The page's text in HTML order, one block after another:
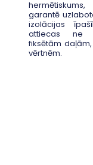
garantē
izolācijas
attiecas ne
fiksētām
vērtnēm.